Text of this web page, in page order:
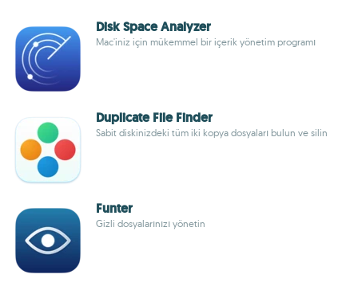
Disk Space Analyzer
Mac'iniz için mükemmel bir içerik yönetim programı
Duplicate File Finder
Sabit diskinizdeki tüm iki kopya dosyaları bulun ve silin
Funter
Gizli dosyalarınızı yönetin